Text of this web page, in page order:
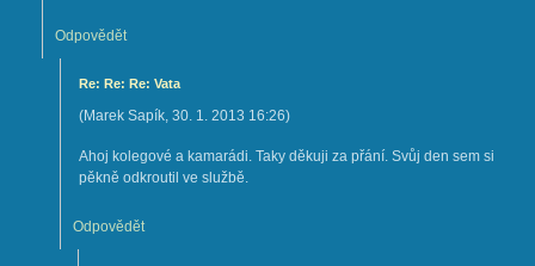
Odpovědět
Re: Re: Re: Vata
(Marek Sapík, 30. 1. 2013 16:26)
Ahoj kolegové a kamarádi. Taky děkuji za přání. Svůj den sem si
pěkně odkroutil ve službě.
Odpovědět